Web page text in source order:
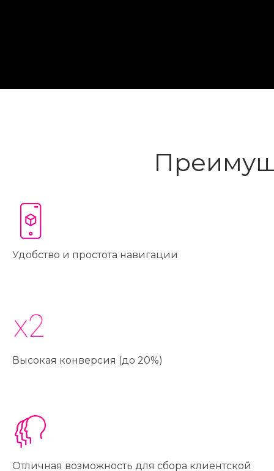
Удобство и простота навигации
Высокая конверсия (до 20%)
Отличная возможность для сбора клиентской